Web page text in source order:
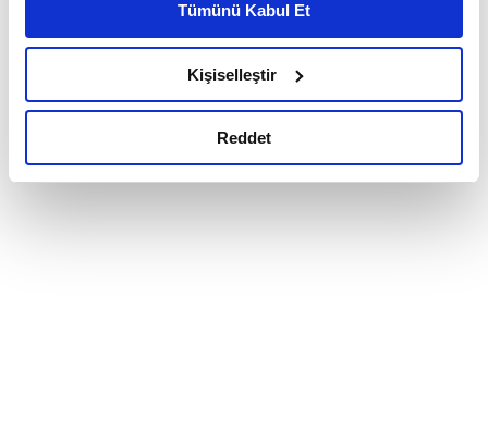
Çerezlere ilişkin tercihlerinizi çerez paneli vasıtasıyla
belirleyebilirsiniz. Çerezlere ilişkin detaylı bilgi için
Ayarlar butonuna tıklayabilir,Çerez Bilgilendirme
Metnimizi ziyaret edebilirsiniz.
okumak ve sitemizi ziyaretiniz kapsamında
Tümünü Kabul Et
Kişiselleştir
Reddet